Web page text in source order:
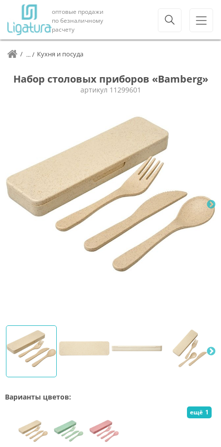
оптовые продажи
по безналичному
расчету
Кухня и посуда
Набор столовых приборов «Bamberg»
артикул 11299601
Варианты цветов:
ещё 1